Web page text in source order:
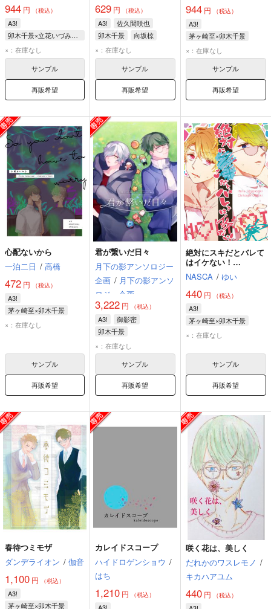
944 円 （税込）
A3!
卯木千景×立花いづみ＋茅ヶ崎至×立花いづみ
卯木千景
立花いづみ
×：在庫なし
サンプル
再販希望
629 円 （税込）
A3!
佐久間咲也
卯木千景
向坂椋
×：在庫なし
サンプル
再販希望
944円 （税込）
A3!
茅ヶ崎至×卯木千景
卯木千景
×：在庫なし
サンプル
再販希望
心配ないから
一泊二日 / 高橋
472 円 （税込）
A3!
茅ヶ崎至×卯木千景
茅ヶ崎至
×：在庫なし
サンプル
再販希望
君が繋いだ日々
月下の影アンソロジー
企画 / 月下の影アンソ
ロジー企画
3,222 円 （税込）
A3!
御影密
卯木千景
×：在庫なし
サンプル
再販希望
絶対にスキだとバレて
はイケない！
M◯NK◯I寮
NASCA / ゆい
440円 （税込）
A3!
茅ヶ崎至×卯木千景
茅ヶ崎至
×：在庫なし
サンプル
再販希望
春待つミモザ
ダンデライオン / 伽音
1,100 円 （税込）
A3!
茅ヶ崎至×卯木千景
カレイドスコープ
ハイドロゲンショウ /
はち
1,210 円 （税込）
A3!
咲く花は、美しく
だれかのワスレモノ /
キカハアユム
440円 （税込）